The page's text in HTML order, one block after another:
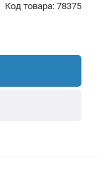
Код товара: 78375